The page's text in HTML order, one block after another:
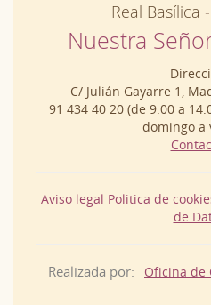
Real Basílica
Nuestra
C/ Julián Gayarre 1,
91 434 40 20 (de 9:00 a
domingo a
Aviso legal Politica de
de
Realizada por: Oficina de